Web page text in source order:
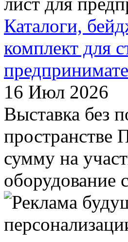
Каталоги,
комплект для
16 Июл 2026
Выставка без
пространстве
сумму на
оборудование